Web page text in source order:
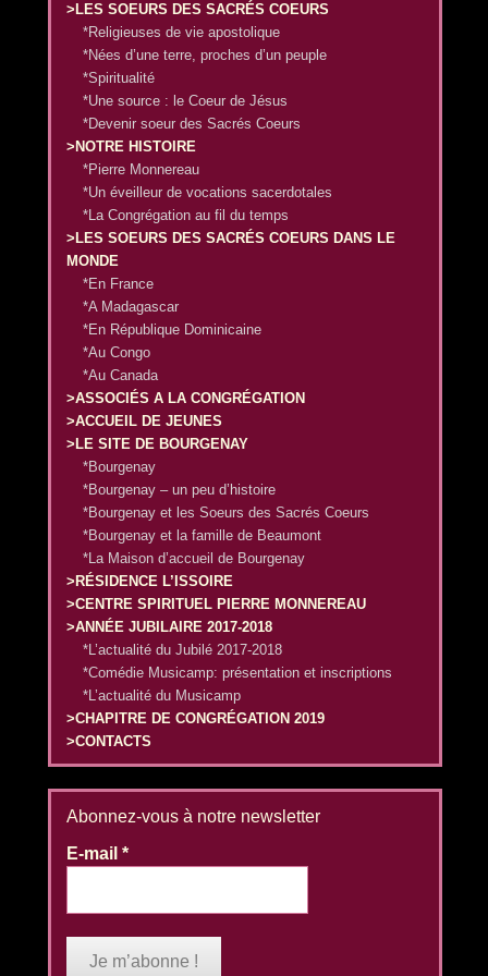
>LES SOEURS DES SACRÉS COEURS
*Religieuses de vie apostolique
*Nées d’une terre, proches d’un peuple
*Spiritualité
*Une source : le Coeur de Jésus
*Devenir soeur des Sacrés Coeurs
>NOTRE HISTOIRE
*Pierre Monnereau
*Un éveilleur de vocations sacerdotales
*La Congrégation au fil du temps
>LES SOEURS DES SACRÉS COEURS DANS LE
MONDE
*En France
*A Madagascar
*En République Dominicaine
*Au Congo
*Au Canada
>ASSOCIÉS A LA CONGRÉGATION
>ACCUEIL DE JEUNES
>LE SITE DE BOURGENAY
*Bourgenay
*Bourgenay – un peu d’histoire
*Bourgenay et les Soeurs des Sacrés Coeurs
*Bourgenay et la famille de Beaumont
*La Maison d’accueil de Bourgenay
>RÉSIDENCE L’ISSOIRE
>CENTRE SPIRITUEL PIERRE MONNEREAU
>ANNÉE JUBILAIRE 2017-2018
*L’actualité du Jubilé 2017-2018
*Comédie Musicamp: présentation et inscriptions
*L’actualité du Musicamp
>CHAPITRE DE CONGRÉGATION 2019
>CONTACTS
Abonnez-vous à notre newsletter
E-mail*